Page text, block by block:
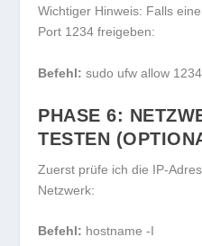
Wichtiger Hinweis: Falls
Port 1234 freigeben:
Befehl: sudo ufw allow 1234
PHASE 6:
TESTEN
Zuerst prüfe ich die IP-
Netzwerk:
Befehl: hostname -I